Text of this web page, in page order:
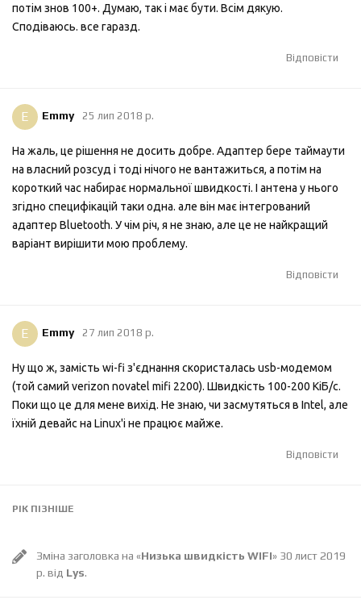
потім знов 100+. Думаю, так і має бути. Всім дякую.
Сподіваюсь. все гаразд.
Відповісти
E Emmy 25 лип 2018 р.
На жаль, це рішення не досить добре. Адаптер бере таймаути
на власний розсуд і тоді нічого не вантажиться, а потім на
короткий час набирає нормальної швидкості. І антена у нього
згідно специфікацій таки одна. але він має інтегрований
адаптер Bluetooth. У чім річ, я не знаю, але це не найкращий
варіант вирішити мою проблему.
Відповісти
E Emmy 27 лип 2018 р.
Ну що ж, замість wi-fi з'єднання скористалась usb-модемом
(той самий verizon novatel mifi 2200). Швидкість 100-200 КіБ/с.
Поки що це для мене вихід. Не знаю, чи засмутяться в Intel, але
їхній девайс на Linux'і не працює майже.
Відповісти
РІК ПІЗНІШЕ
Зміна заголовка на «Низька швидкість WIFI» 30 лист 2019
р. від Lys.